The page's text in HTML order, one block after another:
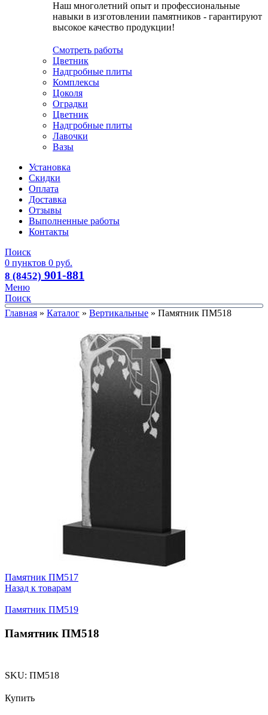
Наш многолетний опыт и профессиональные
навыки в изготовлении памятников - гарантируют
высокое качество продукции!
Смотреть работы
Цветник
Надгробные плиты
Комплексы
Цоколя
Оградки
Цветник
Надгробные плиты
Лавочки
Вазы
Установка
Скидки
Оплата
Доставка
Отзывы
Выполненные работы
Контакты
Поиск
0 пунктов 0 руб.
8 (8452) 901-881
Меню
Поиск
Главная » Каталог » Вертикальные » Памятник ПМ518
Памятник ПМ517
Назад к товарам
Памятник ПМ519
Памятник ПМ518
SKU: ПМ518
Купить